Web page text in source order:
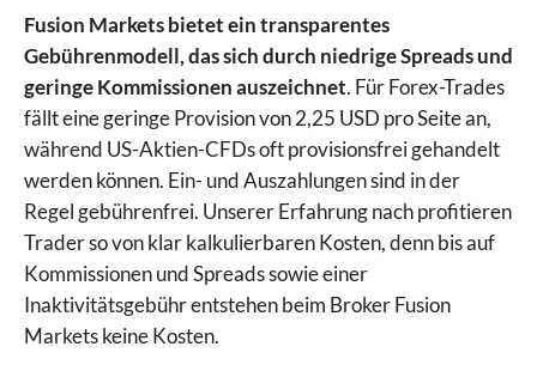
Fusion Markets bietet ein transparentes
Gebührenmodell, das sich durch niedrige Spreads und
geringe Kommissionen auszeichnet. Für Forex-Trades
fällt eine geringe Provision von 2,25 USD pro Seite an,
während US-Aktien-CFDs oft provisionsfrei gehandelt
werden können. Ein- und Auszahlungen sind in der
Regel gebührenfrei. Unserer Erfahrung nach profitieren
Trader so von klar kalkulierbaren Kosten, denn bis auf
Kommissionen und Spreads sowie einer
Inaktivitätsgebühr entstehen beim Broker Fusion
Markets keine Kosten.